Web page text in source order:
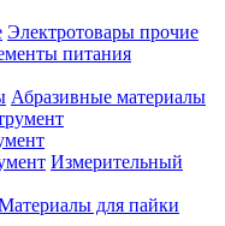
Электротовары прочие
питания
Абразивные материалы
Измерительный
для пайки